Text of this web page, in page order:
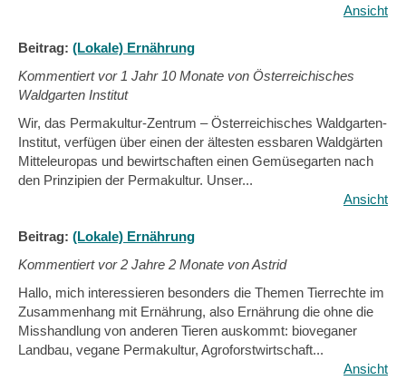
Ansicht
Beitrag: (Lokale) Ernährung
Kommentiert vor 1 Jahr 10 Monate von Österreichisches
Waldgarten Institut
Wir, das Permakultur-Zentrum – Österreichisches Waldgarten-
Institut, verfügen über einen der ältesten essbaren Waldgärten
Mitteleuropas und bewirtschaften einen Gemüsegarten nach
den Prinzipien der Permakultur. Unser...
Ansicht
Beitrag: (Lokale) Ernährung
Kommentiert vor2 Jahre 2 Monate von Astrid
Hallo, mich interessieren besonders die Themen Tierrechte im
Zusammenhang mit Ernährung, also Ernährung die ohne die
Misshandlung von anderen Tieren auskommt: bioveganer
Landbau, vegane Permakultur, Agroforstwirtschaft...
Ansicht